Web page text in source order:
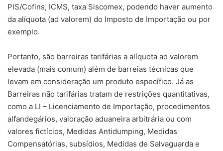
PIS/Cofins, ICMS, taxa Siscomex, podendo haver aumento
da alíquota (ad valorem) do Imposto de Importação ou por
exemplo.
Portanto, são barreiras tarifárias a alíquota ad valorem
elevada (mais comum) além de barreias técnicas que
levam em consideração um produto específico. Já as
Barreiras não tarifárias tratam de restrições quantitativas,
como a LI – Licenciamento de Importação, procedimentos
alfandegários, valoração aduaneira arbitrária ou com
valores fictícios, Medidas Antidumping, Medidas
Compensatórias, subsídios, Medidas de Salvaguarda e